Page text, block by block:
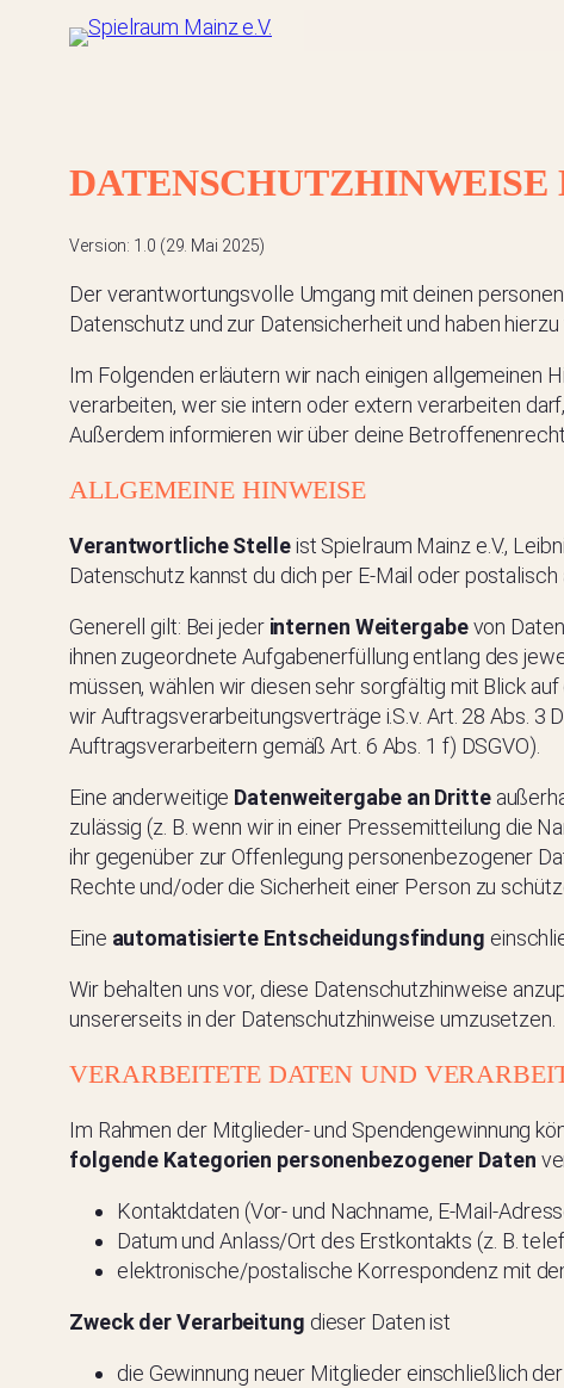
Version: 1.0 (29. Mai 2025)
Der verantwortungsvolle Umgang mit deinen
Datenschutz und zur Datensicherheit und haben
Im Folgenden erläutern wir nach einigen allgemeinen
verarbeiten, wer sie intern oder extern verarbeiten
Außerdem informieren wir über deine
ALLGEMEINE HINWEISE
Verantwortliche Stelleist Spielraum Mainz e.V.,
Datenschutz kannst du dich per E-Mail oder postalisch
Generell gilt: Bei jeder internen Weitergabevon
ihnen zugeordnete Aufgabenerfüllung entlang des
müssen, wählen wir diesen sehr sorgfältig mit Blick
wir Auftragsverarbeitungsverträge i.S.v. Art. 28 Abs.
Auftragsverarbeitern gemäß Art. 6 Abs. 1 f) DSGVO).
Eine anderweitige Datenweitergabe an Dritte
zulässig (z. B. wenn wir in einer Pressemitteilung die
ihr gegenüber zur Offenlegung personenbezogener
Rechte und/oder die Sicherheit einer Person zu
Eine automatisierte Entscheidungsfindung
Wir behalten uns vor, diese Datenschutzhinweise
unsererseits in der Datenschutzhinweise umzusetzen.
VERARBEITETE DATEN UND
Im Rahmen der Mitglieder- und Spendengewinnung
folgende Kategorien personenbezogener Daten
Kontaktdaten (Vor- und Nachname, E-Mail-
Datum und Anlass/Ort des Erstkontakts (z. B.
elektronische/postalische Korrespondenz mit
Zweck der Verarbeitung dieser Daten ist
die Gewinnung neuer Mitglieder einschließlich